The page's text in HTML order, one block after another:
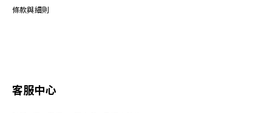
條款與細則
客服中心